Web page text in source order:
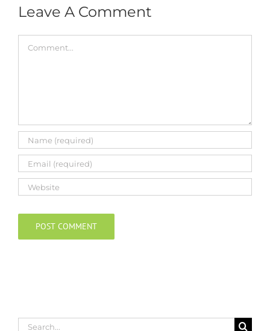
Leave A Comment
Search